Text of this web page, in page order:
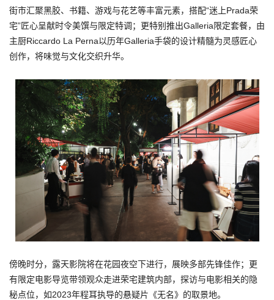
街市汇聚黑胶、书籍、游戏与花艺等丰富元素，搭配“迷上Prada荣
宅”匠心呈献时令美馔与限定特调；更特别推出Galleria限定套餐，由
主厨Riccardo La Perna以历年Galleria手袋的设计精髓为灵感匠心
创作，将味觉与文化交织升华。
傍晚时分，露天影院将在花园夜空下进行，展映多部先锋佳作；更
有限定电影导览带领观众走进荣宅建筑内部，探访与电影相关的隐
秘点位，如2023年程耳执导的悬疑片《无名》的取景地。